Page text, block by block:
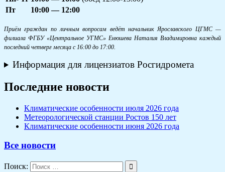
Пт
10:00 — 12:00
Приём граждан по личным вопросам ведёт начальник Ярославского ЦГМС —
филиала ФГБУ «Центральное УГМС» Енюшева Наталия Владимировна каждый
последний четверг месяца с 16:00 до 17:00.
Информация для лицензиатов Росгидромета
Последние новости
Климатические особенности июля 2026 года
Метеорологической станции Ростов 150 лет
Климатические особенности июня 2026 года
Все новости
Поиск: